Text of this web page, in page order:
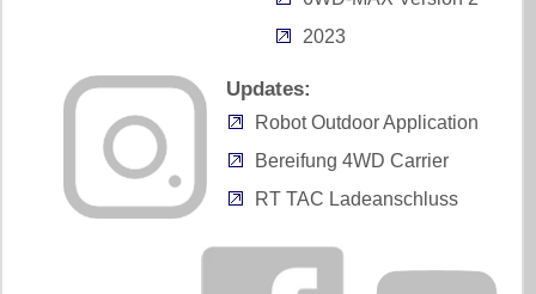
2023
Updates:
Robot Outdoor Application
Bereifung 4WD Carrier
RT TAC Ladeanschluss